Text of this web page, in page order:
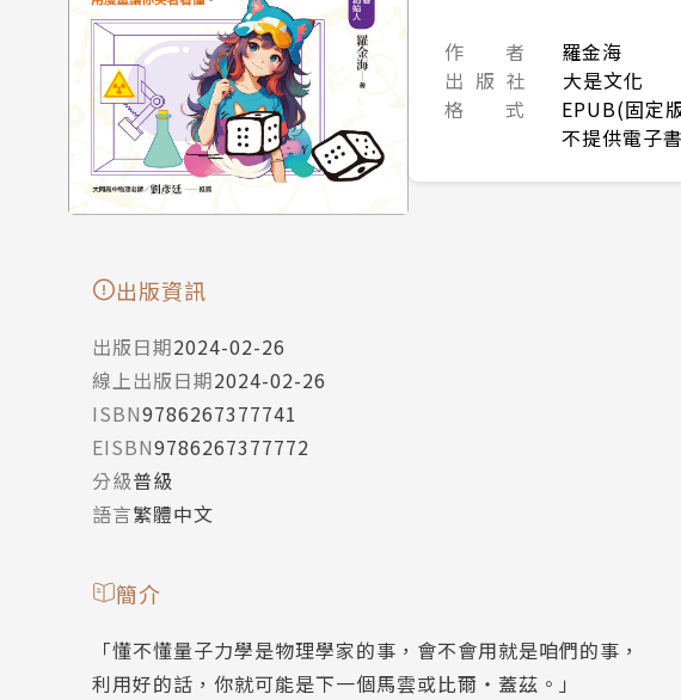
作 者
羅金海
出 版 社
大是文化
格 式
EPUB(固定
不提供電子
出版資訊
出版日期2024-02-26
線上出版日期2024-02-26
ISBN9786267377741
EISBN9786267377772
分級普級
語言繁體中文
簡介
「懂不懂量子力學是物理學家的事，會不會用就是咱們的事，
利用好的話，你就可能是下一個馬雲或比爾‧蓋茲。」